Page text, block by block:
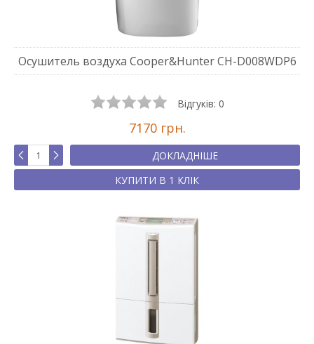
Осушитель воздуха Cooper&Hunter CH-D008WDP6
Відгуків: 0
7170 грн.
ДОКЛАДНІШЕ
КУПИТИ В 1 КЛІК